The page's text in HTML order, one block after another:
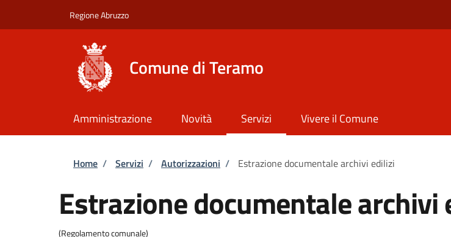
Regione Abruzzo
Comune di Teramo
Amministrazione Novità Servizi Vivere il Comune
Briciole di pane
Home / Servizi / Autorizzazioni / Estrazione documentale archivi edilizi
Estrazione documentale archivi
(Regolamento comunale)